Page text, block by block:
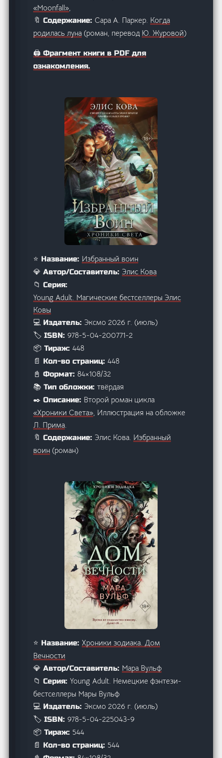
«Moonfall»
🔖 Содержание:Сара А. Паркер. Когда
родилась луна (роман, перевод Ю. Журовой)
🖨️ Фрагмент книги в PDF для
ознакомления.
⭐ Название: Избранный воин
💎 Автор/Составитель: Элис Кова
📁 Серия:
Young Adult. Магические бестселлеры Элис
Ковы
💻 Издатель: Эксмо 2026 г. (июль)
🏷️ ISBN:978-5-04-200771-2
📦 Тираж:448
📄 Кол-во страниц:448
📓 Формат:84×108/32
📚 Тип обложки:твёрдая
✒️ Описание: Второй роман цикла
«Хроники Света» , Иллюстрация на обложке
Л. Прима
🔖 Содержание: Элис Кова. Избранный
воин (роман)
⭐ Название:Хроники зодиака. Дом
Вечности
💎 Автор/Составитель: Мара Вульф
📁 Серия:Young Adult. Немецкие фэнтези-
бестселлеры Мары Вульф
💻 Издатель: Эксмо 2026 г. (июль)
🏷️ ISBN:978-5-04-225043-9
📦 Тираж: 544
📄 Кол-во страниц: 544